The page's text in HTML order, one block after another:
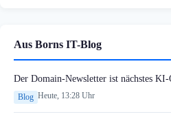
Aus Borns IT-Blog
Der Domain-Newsletter ist nächstes
Blog Heute, 13:28 Uhr